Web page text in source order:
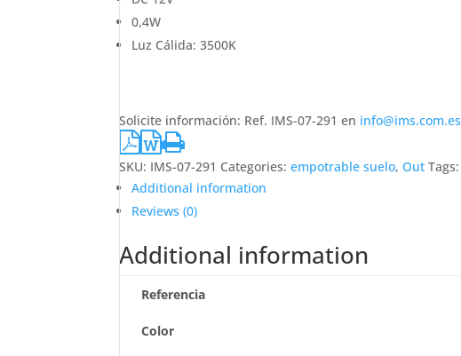
0,4W
Luz Cálida: 3500K
Solicite información: Ref. IMS-07-291 en info@ims.com.es
SKU: IMS-07-291 Categories:empotrable suelo,Out Tags:
Additional information
Reviews (0)
Additional information
Referencia
Color